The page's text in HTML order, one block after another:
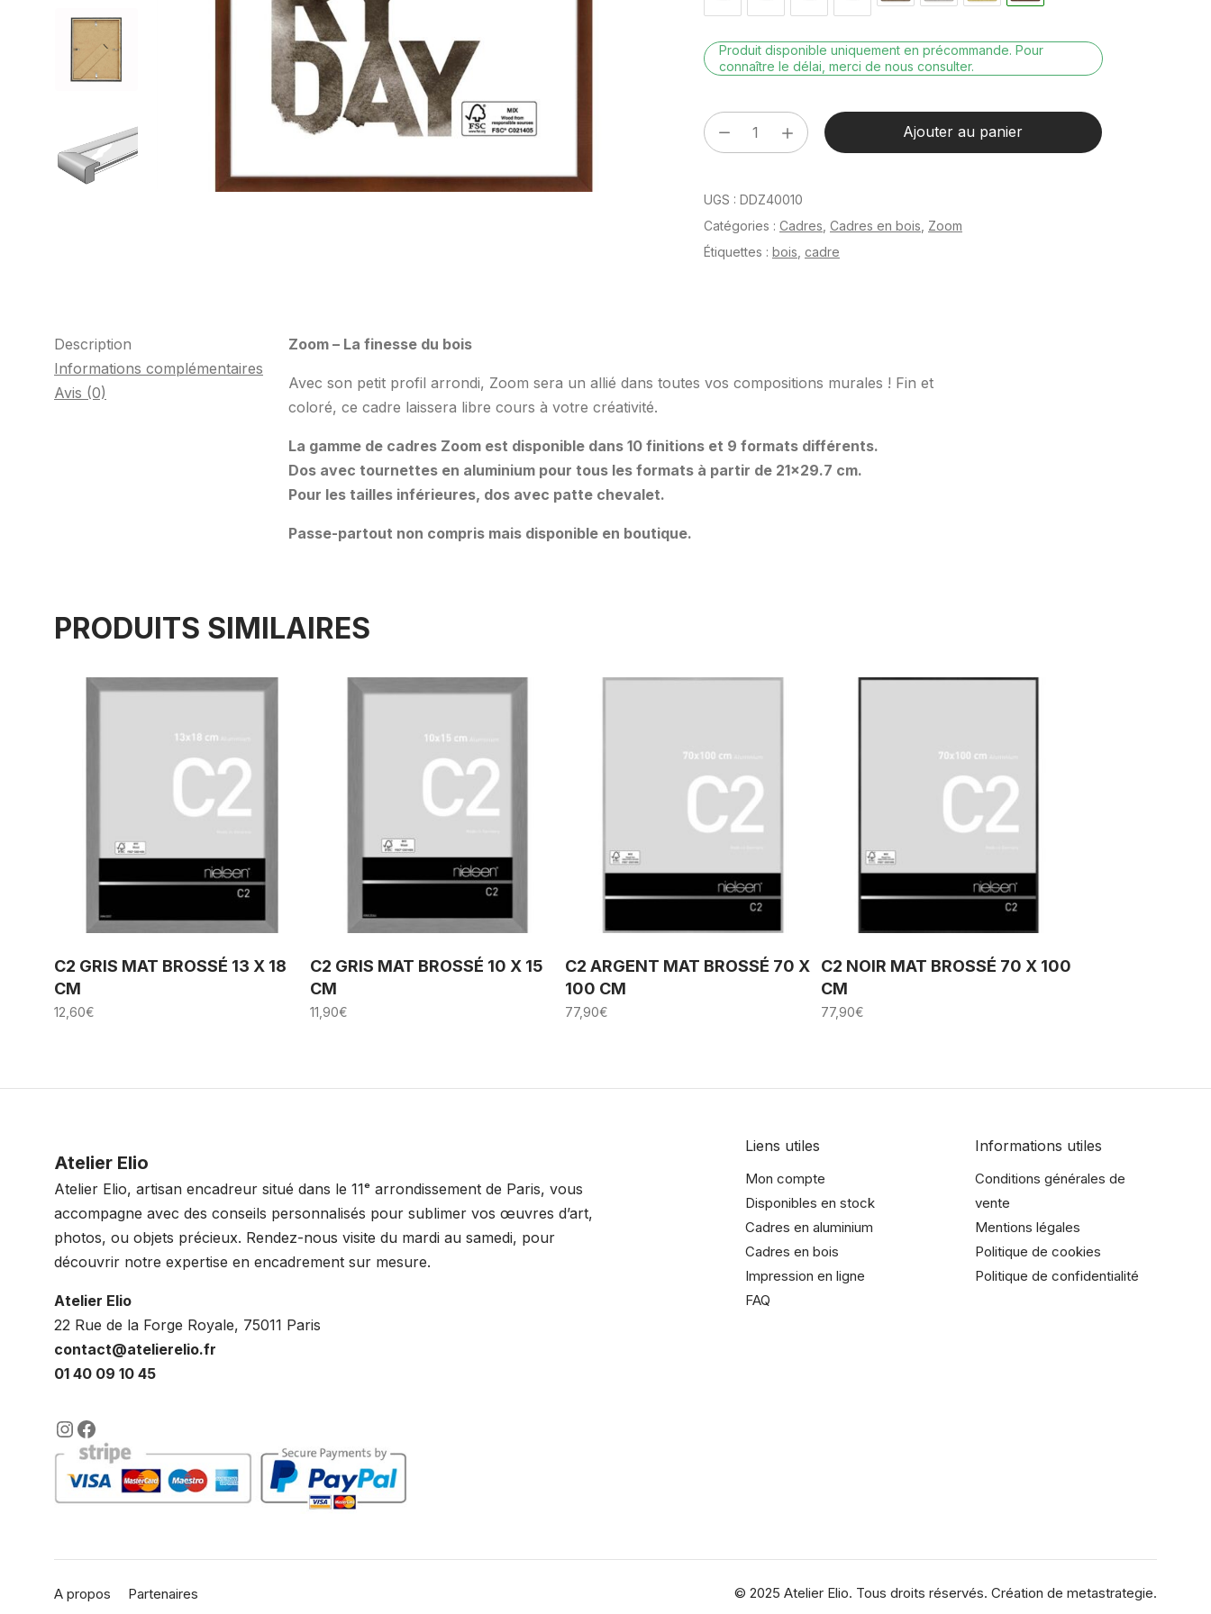
Produit disponible uniquement en précommande. Pour
connaître le délai, merci de nous consulter.
quantité
de
Wengé
30
x
Ajouter au panier
UGS : DDZ40010
Catégories : Cadres Cadres en bois Zoom
Étiquettes : bois cadre
Description
Informations complémentaires
Avis (0)
Zoom – La finesse du bois
Avec son petit profil arrondi, Zoom sera un allié dans toutes vos compositions murales ! Fin et
coloré, ce cadre laissera libre cours à votre créativité.
La gamme de cadres Zoom est disponible dans 10 finitions et 9 formats différents.
Dos avec tournettes en aluminium pour tous les formats à partir de 21×29.7 cm.
Pour les tailles inférieures, dos avec patte chevalet.
Passe-partout non compris mais disponible en boutique.
PRODUITS SIMILAIRES
C2 GRIS MAT BROSSÉ 13 X 18
CM
12,60€
C2 GRIS MAT BROSSÉ 10 X 15
CM
11,90€
C2 ARGENT MAT BROSSÉ 70 X
100 CM
77,90€
C2 NOIR MAT BROSSÉ 70 X 100
CM
77,90€
Atelier Elio
Atelier Elio, artisan encadreur situé dans le 11ᵉ arrondissement de Paris, vous
accompagne avec des conseils personnalisés pour sublimer vos œuvres d’art,
photos, ou objets précieux. Rendez-nous visite du mardi au samedi, pour
découvrir notre expertise en encadrement sur mesure.
Atelier Elio
22 Rue de la Forge Royale, 75011 Paris
contact@atelierelio.fr
01 40 09 10 45
https://www.instagram.com/lencadreurrochelais/
https://www.facebook.com/encadreurrochelais
Liens utiles
Mon compte
Disponibles en stock
Cadres en aluminium
Cadres en bois
Impression en ligne
FAQ
Informations utiles
Conditions générales de
vente
Mentions légales
Politique de cookies
Politique de confidentialité
A propos Partenaires © 2025 Atelier Elio. Tous droits réservés. Création de metastrategie.